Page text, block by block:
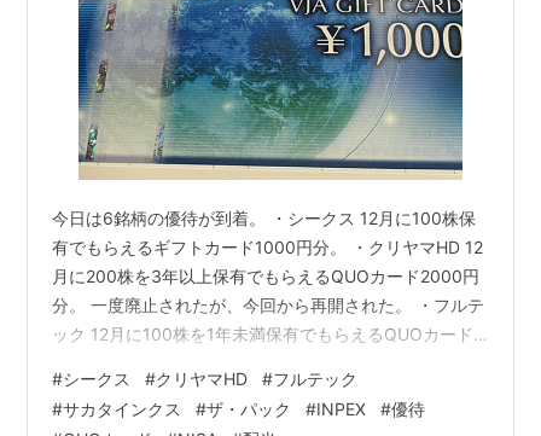
今日は6銘柄の優待が到着。 ・シークス 12月に100株保
有でもらえるギフトカード1000円分。 ・クリヤマHD 12
月に200株を3年以上保有でもらえるQUOカード2000円
分。 一度廃止されたが、今回から再開された。 ・フルテ
ック 12月に100株を1年未満保有でもらえるQUOカード
に。 ・サカタインクス 12月に100株を3年以上保有でも
らえるQUOカード2000円分。 ・ザ・パック 12月に100
#シークス #クリヤマHD #フルテック
#サカタインクス #ザ・パック #INPEX #優待